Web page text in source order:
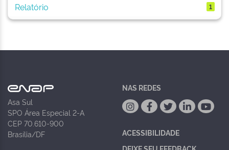
Relatório 1
Asa Sul
SPO Área Especial 2-A
CEP 70.610-900
Brasília/DF
NAS REDES
ACESSIBILIDADE